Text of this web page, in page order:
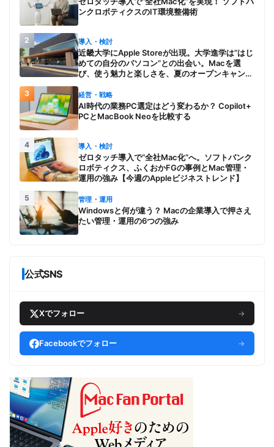
ンクロボティクスのIT環境整備術
2 導入・検討
近畿大学にApple Storeが出現。大学進学は“はじ
めての自分のパソコン”との出会い。Macを選
び、使う魅力と楽しさを、夏のオープンキャンパ
3 経営・戦略
AI時代の業務PC選定はどう変わるか？ Copilot+
PCとMacBook Neoを比較する
4 導入・検討
ゼロタッチ導入で“全社Mac化”へ。ソフトバンク
ロボティクス、ふくおかFGの事例とMac管理・
運用の強み【今週のAppleビジネストレンド】
5 管理・運用
Windowsと何が違う？ Macの企業導入で押さえ
たい管理・運用の6つの強み
公式SNS
Xでフォロー →
Facebookでフォロー →